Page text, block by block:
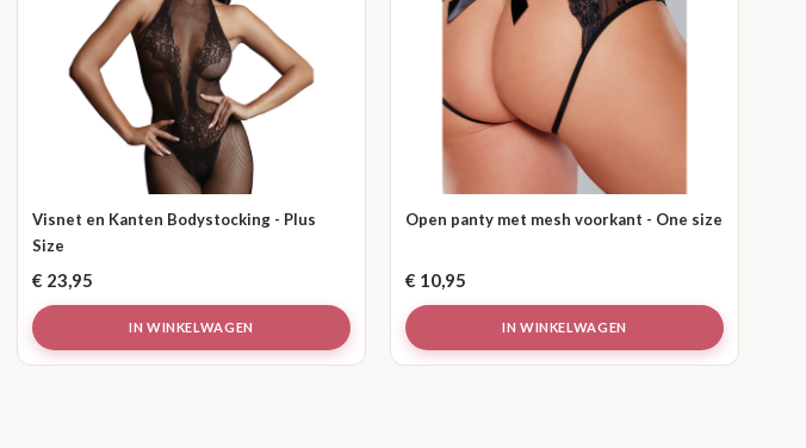
Visnet en Kanten Bodystocking - Plus
Size
€ 23,95
IN WINKELWAGEN
Open panty met mesh voorkant - One size
€ 10,95
IN WINKELWAGEN